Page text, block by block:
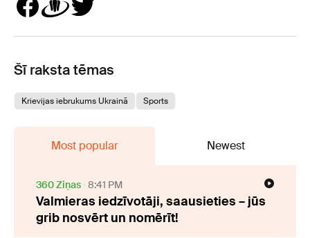
Šī raksta tēmas
Krievijas iebrukums Ukrainā Sports
Most popular Newest
360 Ziņas 8:41 PM
Valmieras iedzīvotāji, saausieties – jūs
grib nosvērt un nomērīt!